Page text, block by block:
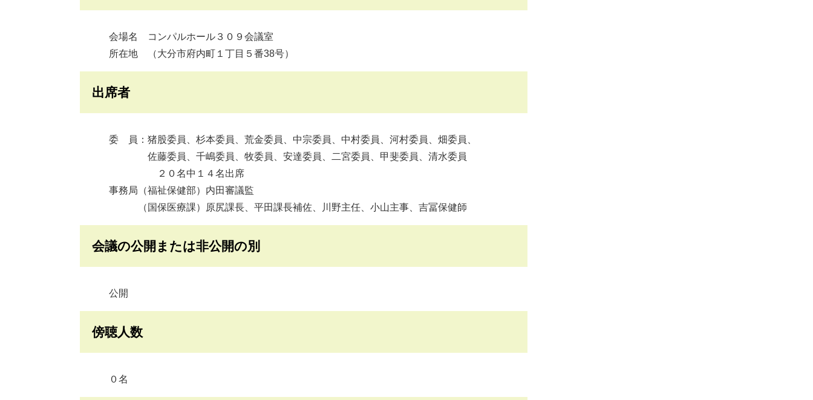
会場名 コンパルホール３０９会議室
所在地 （大分市府内町１丁目５番38号）
出席者
委 員：猪股委員、杉本委員、荒金委員、中宗委員、中村委員、河村委員、畑委員、
佐藤委員、千嶋委員、牧委員、安達委員、二宮委員、甲斐委員、清水委員
２０名中１４名出席
事務局（福祉保健部）内田審議監
（国保医療課）原尻課長、平田課長補佐、川野主任、小山主事、吉冨保健師
会議の公開または非公開の別
公開
傍聴人数
０名